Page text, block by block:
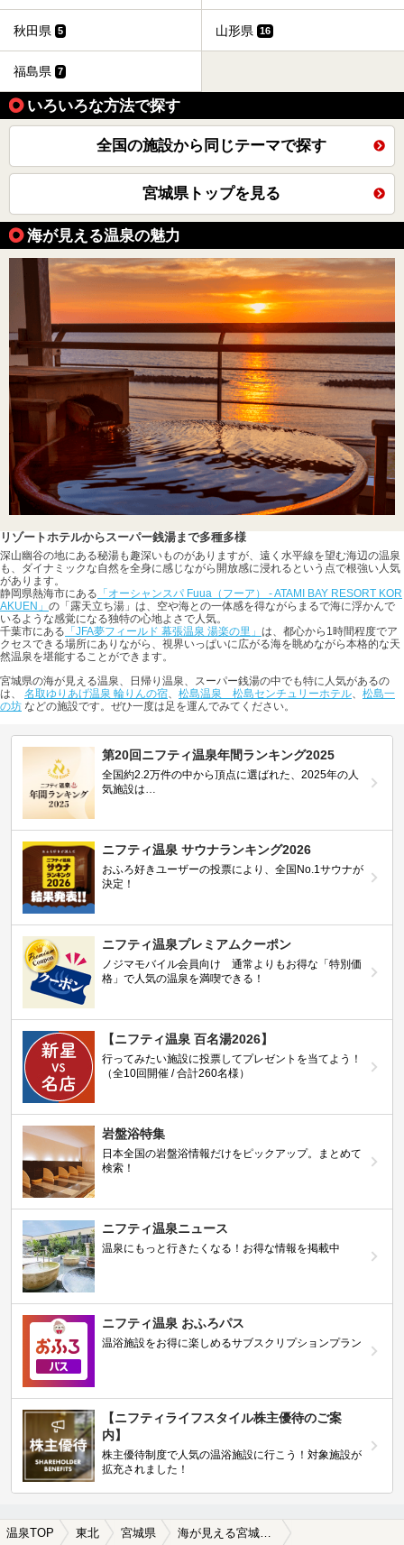
秋田県 5 山形県 16
福島県 7
いろいろな方法で探す
全国の施設から同じテーマで探す
宮城県トップを見る
海が見える温泉の魅力
リゾートホテルからスーパー銭湯まで多種多様
深山幽谷の地にある秘湯も趣深いものがありますが、遠く水平線を望む海辺の温泉
も、ダイナミックな自然を全身に感じながら開放感に浸れるという点で根強い人気
があります。
静岡県熱海市にある 「オーシャンスパ Fuua（フーア） - ATAMI BAY RESORT KOR
AKUEN」 の「露天立ち湯」は、空や海との一体感を得ながらまるで海に浮かんで
いるような感覚になる独特の心地よさで人気。
千葉市にある 「JFA夢フィールド 幕張温泉 湯楽の里」 は、都心から1時間程度でア
クセスできる場所にありながら、視界いっぱいに広がる海を眺めながら本格的な天
然温泉を堪能することができます。
宮城県の海が見える温泉、日帰り温泉、スーパー銭湯の中でも特に人気があるの
は、 名取ゆりあげ温泉 輪りんの宿 松島温泉 松島センチュリーホテル
松島一
の坊 などの施設です。ぜひ一度は足を運んでみてください。
第20回ニフティ温泉年間ランキング2025
全国約2.2万件の中から頂点に選ばれた、2025年の人
気施設は…
ニフティ温泉 サウナランキング2026
おふろ好きユーザーの投票により、全国No.1サウナが
決定！
ニフティ温泉プレミアムクーポン
ノジマモバイル会員向け 通常よりもお得な「特別価
格」で人気の温泉を満喫できる！
【ニフティ温泉 百名湯2026】
行ってみたい施設に投票してプレゼントを当てよう！
（全10回開催 / 合計260名様）
岩盤浴特集
日本全国の岩盤浴情報だけをピックアップ。まとめて
検索！
ニフティ温泉ニュース
温泉にもっと行きたくなる！お得な情報を掲載中
ニフティ温泉 おふろパス
温浴施設をお得に楽しめるサブスクリプションプラン
【ニフティライフスタイル株主優待のご案
内】
株主優待制度で人気の温浴施設に行こう！対象施設が
拡充されました！
温泉TOP 東北 宮城県